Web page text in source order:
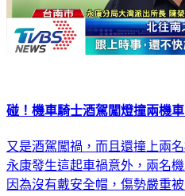
碰！機車騎士酒駕闖燈撞兩機
又是酒駕闖禍，而且還撞上兩
永康發生這起車禍意外，兩名
因為沒有戴安全帽，傷勢嚴重